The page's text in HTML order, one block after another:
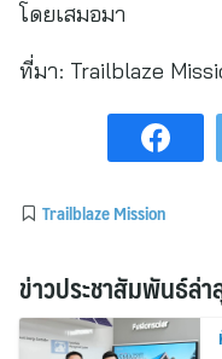
โดยเสมอมา
ที่มา: Trailblaze
Trailblaze Mission
ข่าวประชาสัมพันธ์ล่